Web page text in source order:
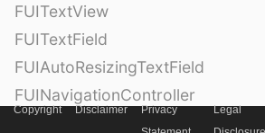
FUITextView
FUITextField
FUIAutoResizingTextField
FUINavigationController
Copyright Disclaimer
Privacy
Legal